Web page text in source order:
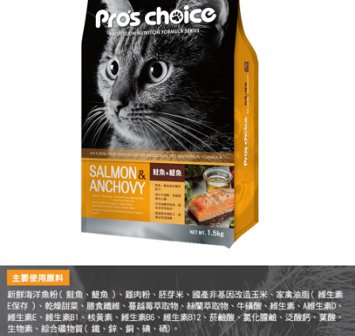
※ 交易是否成功請以「AFTEE先享後付 」之結帳頁面顯示為準，若有關於
是否繳費成功／繳費後需取消欲退款等相關疑問，請聯繫「AFTEE先享後付
客戶支援中心」
https://netprotections.freshdesk.com/support/home
１．透過由恩沛科技股份有限公司提供之「AFTEE先享後付」服務完成之交
易，需依本服務之必要範圍內提供個人資料，並將交易相關給付款項請求債
權轉讓予恩沛科技股份有限公司。
２．關於個人資料處理事宜，請瀏覽以下網址：
https://aftee.tw/terms/#terms3
３．未成年的使用者請事先徵得法定代理人或監護人之同意方可使用
「AFTEE先享後付」，若未經同意申辦者引起之損失，本公司不負相關責
４．使用「AFTEE先享後付」時，將依據個別帳號之用戶狀況，依本公司即
時審查核予不同之上限額度；若仍有額度不足之情形，本公司將視審查結果
請求用戶進行身份認證。
５．嚴禁一人註冊多個帳號或使用他人資訊註冊。若發現惡意使用之情形，
恩沛科技股份有限公司將有權停止該用戶之使用額度並採取法律行動。